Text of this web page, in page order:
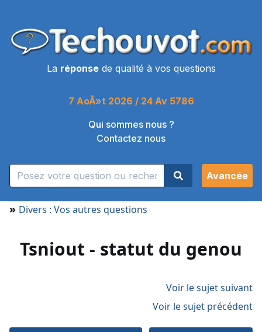
La réponsede qualité à vos questions
7 AoÃ»t 2026 / 24 Av 5786
Qui sommes nous ?
Contactez nous
Avancée
» Divers : Vos autres questions
Tsniout - statut du genou
Voir le sujet suivant
Voir le sujet précédent